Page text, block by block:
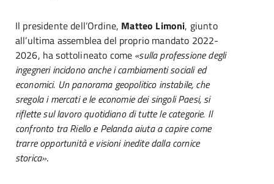
Il presidente dell’Ordine, Matteo Limoni, giunto
all’ultima assemblea del proprio mandato 2022-
2026, ha sottolineato come «sulla professione degli
ingegneri incidono anche i cambiamenti sociali ed
economici. Un panorama geopolitico instabile, che
sregola i mercati e le economie dei singoli Paesi, si
riflette sul lavoro quotidiano di tutte le categorie. Il
confronto tra Riello e Pelanda aiuta a capire come
trarre opportunità e visioni inedite dalla cornice
storica».